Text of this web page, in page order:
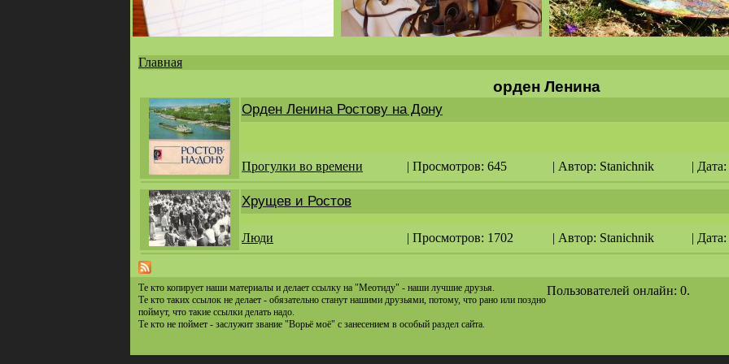
здесь
Главная
орден Ленина
Орден Ленина Ростову на Дону
Прогулки во времени | Просмотров: 645 | Автор: Stanichnik |
Хрущев и Ростов
Люди | Просмотров: 1702 | Автор: Stanichnik |
Те кто копирует наши материалы и делает ссылку на "Меотиду" - наши лучшие друзья.
Те кто таких ссылок не делает - обязательно станут нашими друзьями, потому, что рано или поздно
поймут, что такие ссылки делать надо.
Те кто не поймет - заслужит звание "Ворьё моё" с занесением в особый раздел сайта.
Пользователей онлайн: 0.